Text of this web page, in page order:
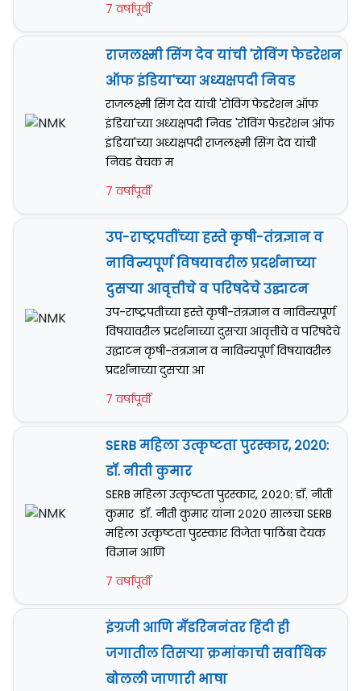
7 वर्षापूर्वी
राजलक्ष्मी सिंग देव यांची 'रोविंग फेडरेशन
ऑफ इंडिया'च्या अध्यक्षपदी निवड
राजलक्ष्मी सिंग देव यांची 'रोविंग फेडरेशन ऑफ
इंडिया'च्या अध्यक्षपदी निवड 'रोविंग फेडरेशन ऑफ
इंडिया'च्या अध्यक्षपदी राजलक्ष्मी सिंग देव यांची
निवड वेचक म
7 वर्षापूर्वी
उप-राष्ट्रपतींच्या हस्ते कृषी-तंत्रज्ञान व
नाविन्यपूर्ण विषयावरील प्रदर्शनाच्या
दुसर्‍या आवृत्तीचे व परिषदेचे उद्घाटन
उप-राष्ट्रपतींच्या हस्ते कृषी-तंत्रज्ञान व नाविन्यपूर्ण
विषयावरील प्रदर्शनाच्या दुसर्‍या आवृत्तीचे व परिषदेचे
उद्घाटन कृषी-तंत्रज्ञान व नाविन्यपूर्ण विषयावरील
प्रदर्शनाच्या दुसर्‍या आ
7 वर्षापूर्वी
SERB महिला उत्कृष्टता पुरस्कार, २०२०:
डॉ. नीती कुमार
SERB महिला उत्कृष्टता पुरस्कार, २०२०: डॉ. नीती
कुमार डॉ. नीती कुमार यांना २०२० सालचा SERB
महिला उत्कृष्टता पुरस्कार विजेता पाठिंबा देयक
विज्ञान आणि
7 वर्षापूर्वी
इंग्रजी आणि मँडरिननंतर हिंदी ही
जगातील तिसऱ्या क्रमांकाची सर्वाधिक
बोलली जाणारी भाषा